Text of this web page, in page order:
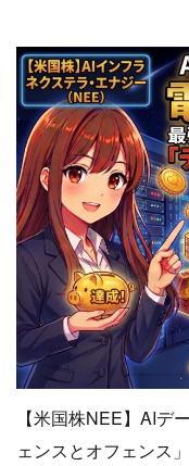
【米国株NEE】AIデ
ェンスとオフェンス